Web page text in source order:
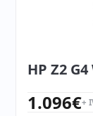
HP Z2
1.096€+